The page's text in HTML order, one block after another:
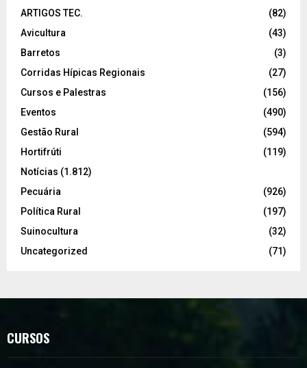
ARTIGOS TEC.
(82)
Avicultura
(43)
Barretos
(3)
Corridas Hípicas Regionais
(27)
Cursos e Palestras
(156)
Eventos
(490)
Gestão Rural
(594)
Hortifrúti
(119)
Notícias (1.812)
Pecuária
(926)
Política Rural
(197)
Suinocultura
(32)
Uncategorized
(71)
CURSOS